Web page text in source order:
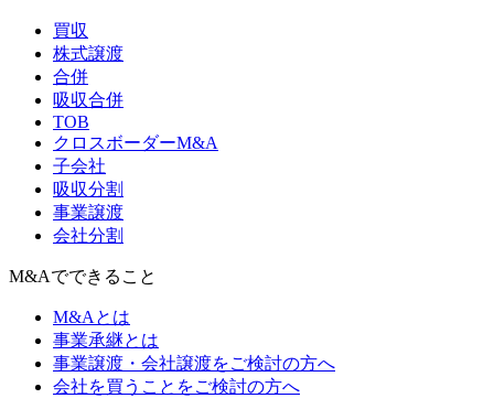
買収
株式譲渡
合併
吸収合併
TOB
クロスボーダーM&A
子会社
吸収分割
事業譲渡
会社分割
M&Aでできること
M&Aとは
事業承継とは
事業譲渡・会社譲渡をご検討の方へ
会社を買うことをご検討の方へ